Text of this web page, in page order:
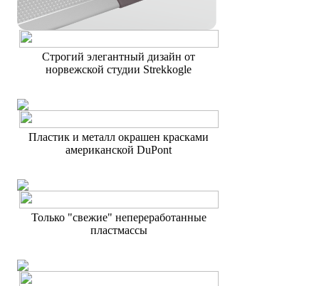
Строгий элегантный дизайн от
норвежской студии Strekkogle
Пластик и металл окрашен красками
американской DuPont
Только "свежие" непереработанные
пластмассы